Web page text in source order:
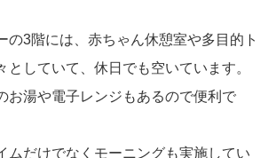
の3階には、赤ちゃん休憩室や多目的ト
としていて、休日でも空いています。
お湯や電子レンジもあるので便利で
ムだけでなくモーニングも実施してい